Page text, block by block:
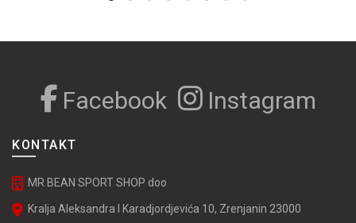
Facebook Instagram
KONTAKT
MR BEAN SPORT SHOP doo
Kralja Aleksandra I Karadjordjevića 10, Zrenjanin 23000